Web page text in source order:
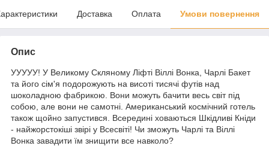
Доставка Оплата Умови повернення
Опис
УУУУУ! У Великому Скляному Ліфті Віллі Вонка, Чарлі Бакет
та його сім'я подорожують на висоті тисячі футів над
шоколадною фабрикою. Вони можуть бачити весь світ під
собою, але вони не самотні. Американський космічний готель
також щойно запустився. Всередині ховаються Шкідливі Кніди
- найжорстокіші звірі у Всесвіті! Чи зможуть Чарлі та Віллі
Вонка завадити їм знищити все навколо?